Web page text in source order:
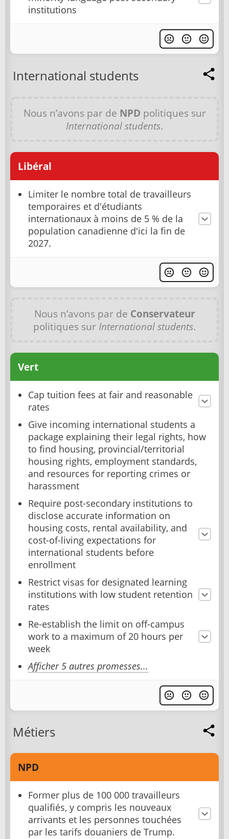
institutions
International students
Nous n’avons par de NPD politiques sur
International students.
Libéral
Limiter le nombre total de travailleurs
temporaires et d'étudiants
internationaux à moins de 5 % de la
population canadienne d'ici la fin de
2027.
Nous n’avons par de Conservateur
politiques sur International students.
Vert
Cap tuition fees at fair and reasonable
rates
Give incoming international students a
package explaining their legal rights, how
to find housing, provincial/territorial
housing rights, employment standards,
and resources for reporting crimes or
harassment
Require post-secondary institutions to
disclose accurate information on
housing costs, rental availability, and
cost-of-living expectations for
international students before
enrollment
Restrict visas for designated learning
institutions with low student retention
rates
Re-establish the limit on off-campus
work to a maximum of 20 hours per
week
Afficher 5 autres promesses...
Métiers
NPD
Former plus de 100 000 travailleurs
qualifiés, y compris les nouveaux
arrivants et les personnes touchées
par les tarifs douaniers de Trump.